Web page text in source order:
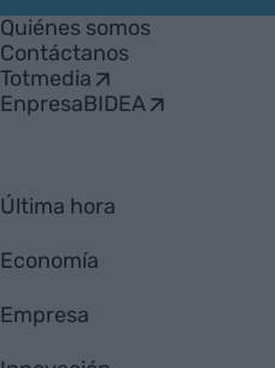
Empresa
Quiénes somos
Contáctanos
Totmedia
EnpresaBIDEA
Última hora
Economía
Empresa